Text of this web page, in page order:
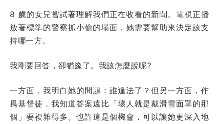
8 歲的女兒嘗試著理解我們正在收看的新聞。電視正播
放著標準的警察抓小偷的場面，她需要幫助來決定該支
持哪一方。
我剛要回答，卻猶豫了。我該怎麼說呢?
一方面，我明白她的問題：誰違法了？但另一方面，作
爲基督徒，我知道答案遠比「壞人就是戴滑雪面罩的那
個」要複雜得多。也許這是個機會，可以讓她更深入地